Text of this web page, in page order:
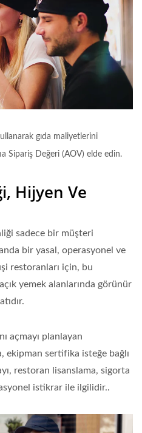
gıda maliyetlerini
Sipariş Değeri (AOV) elde edin.
Hijyen Ve
sadece bir müşteri
bir yasal, operasyonel ve
restoranları için, bu
yemek alanlarında görünür
açmayı planlayan
ekipman sertifika isteğe bağlı
restoran lisanslama, sigorta
istikrar ile ilgilidir..